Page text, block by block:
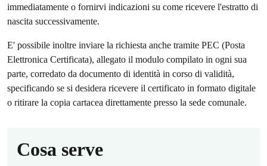
immediatamente o fornirvi indicazioni su come ricevere l'estratto di
nascita successivamente.
E' possibile inoltre inviare la richiesta anche tramite PEC (Posta
Elettronica Certificata), allegato il modulo compilato in ogni sua
parte, corredato da documento di identità in corso di validità,
specificando se si desidera ricevere il certificato in formato digitale
o ritirare la copia cartacea direttamente presso la sede comunale.
Cosa serve